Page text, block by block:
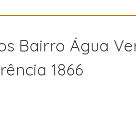
Bairro Água
1866